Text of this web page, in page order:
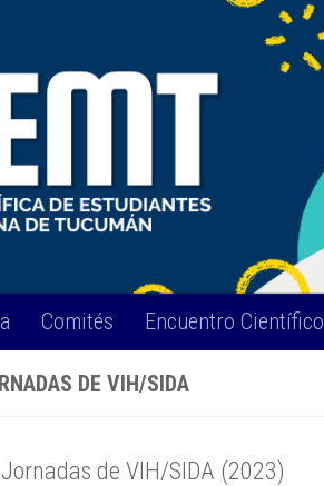
Comités Encuentro Científico
DE VIH/SIDA
de VIH/SIDA (2023)